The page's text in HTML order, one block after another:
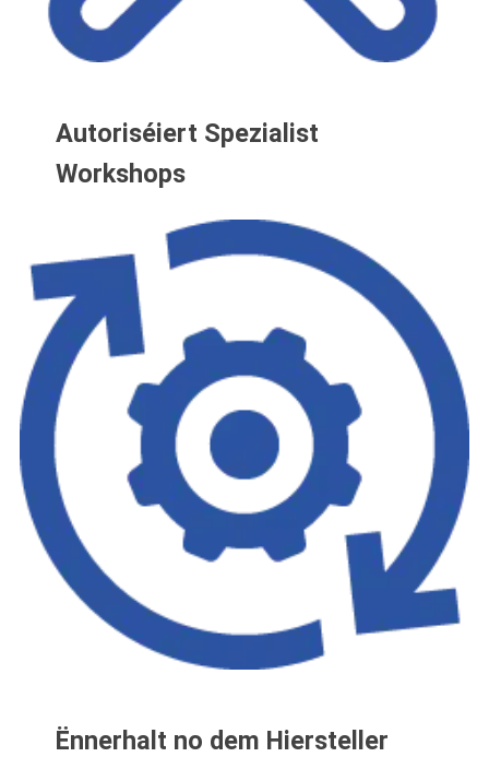
Autoriséiert Spezialist
Workshops
Ënnerhalt no dem Hiersteller